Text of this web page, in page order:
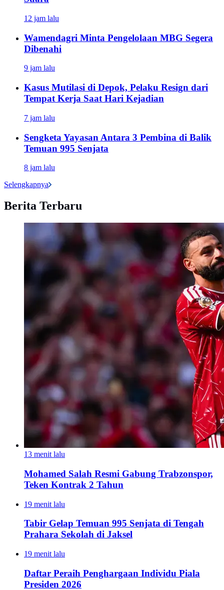
12 jam lalu
Wamendagri Minta Pengelolaan MBG Segera
Dibenahi
9 jam lalu
Kasus Mutilasi di Depok, Pelaku Resign dari
Tempat Kerja Saat Hari Kejadian
7 jam lalu
Sengketa Yayasan Antara 3 Pembina di Balik
Temuan 995 Senjata
8 jam lalu
Selengkapnya
Berita Terbaru
13 menit lalu
Mohamed Salah Resmi Gabung Trabzonspor,
Teken Kontrak 2 Tahun
19 menit lalu
Tabir Gelap Temuan 995 Senjata di Tengah
Prahara Sekolah di Jaksel
19 menit lalu
Daftar Peraih Penghargaan Individu Piala
Presiden 2026